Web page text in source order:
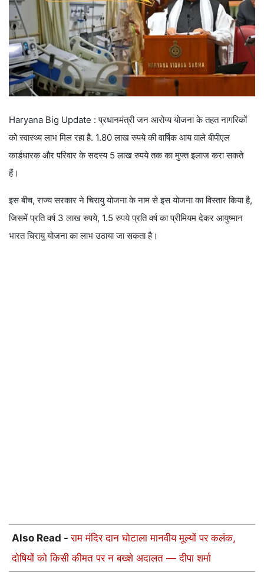
Haryana Big Update : प्रधानमंत्री जन आरोग्य योजना के तहत नागरिकों
को स्वास्थ्य लाभ मिल रहा है. 1.80 लाख रुपये की वार्षिक आय वाले बीपीएल
कार्डधारक और परिवार के सदस्य 5 लाख रुपये तक का मुफ्त इलाज करा सकते
हैं।
इस बीच, राज्य सरकार ने चिरायु योजना के नाम से इस योजना का विस्तार किया है,
जिसमें प्रति वर्ष 3 लाख रुपये, 1.5 रुपये प्रति वर्ष का प्रीमियम देकर आयुष्मान
भारत चिरायु योजना का लाभ उठाया जा सकता है।
Also Read -राम मंदिर दान घोटाला मानवीय मूल्यों पर कलंक,
दोषियों को किसी कीमत पर न बख्शे अदालत — दीपा शर्मा